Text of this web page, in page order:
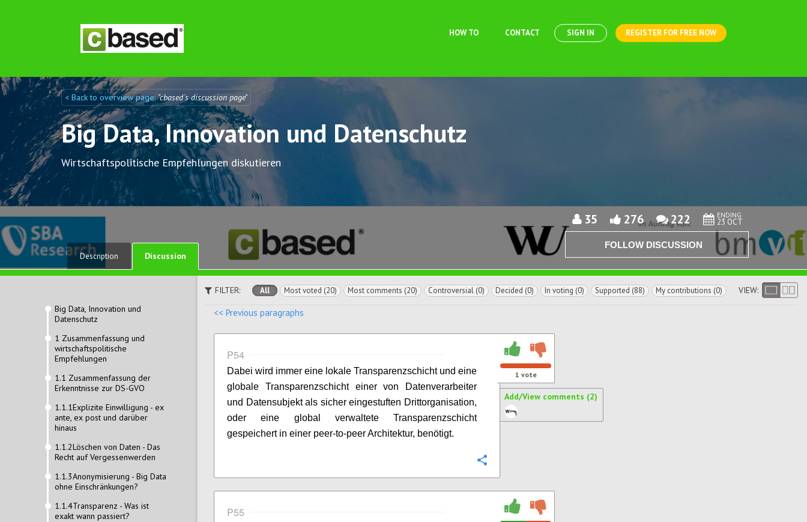
HOW TO CONTACT SIGN IN REGISTER FOR FREE NOW
Discuto
Discuto < Back to overview page:"cbased´s discussion page"
Big Data, Innovation und Datenschutz
Wirtschaftspolitische Empfehlungen diskutieren
35 276 222 ENDING
23 OCT
FOLLOW DISCUSSION
Description
Discussion
Big Data, Innovation und
Datenschutz
1 Zusammenfassung und
wirtschaftspolitische
Empfehlungen
1.1 Zusammenfassung der
Erkenntnisse zur DS-GVO
1.1.1Explizite Einwilligung - ex
ante, ex post und darüber
hinaus
1.1.2Löschen von Daten - Das
Recht auf Vergessenwerden
1.1.3Anonymisierung - Big Data
ohne Einschränkungen?
1.1.4Transparenz - Was ist
exakt wann passiert?
FILTER: All Most voted (20) Most comments (20) Controversial (0) Decided (0) In voting (0) Supported (88) My contributions (0) VIEW:
<< Previous paragraphs
P54
Dabei wird immer eine lokale Transparenzschicht und eine
globale Transparenzschicht einer von Datenverarbeiter
und Datensubjekt als sicher eingestuften Drittorganisation,
oder eine global verwaltete Transparenzschicht
gespeichert in einer peer-to-peer Architektur, benötigt.
1 vote
Add/View comments (2)
P55